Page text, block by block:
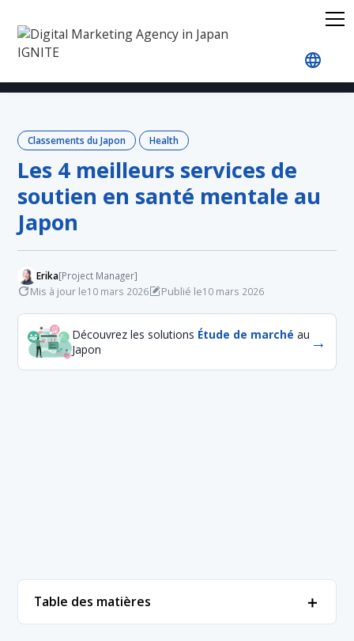
Les 4
Classements du Japon Health
Les 4 meilleurs services de
soutien en santé mentale au
Japon
Erika[Project Manager]
Mis à jour le10 mars 2026 Publié le10 mars 2026
Découvrez les solutions Étude de marché au
Japon
→
Table des matières ＋